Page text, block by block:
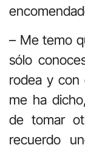
– Me temo
sólo
rodea y con
me ha
de tomar
recuerdo